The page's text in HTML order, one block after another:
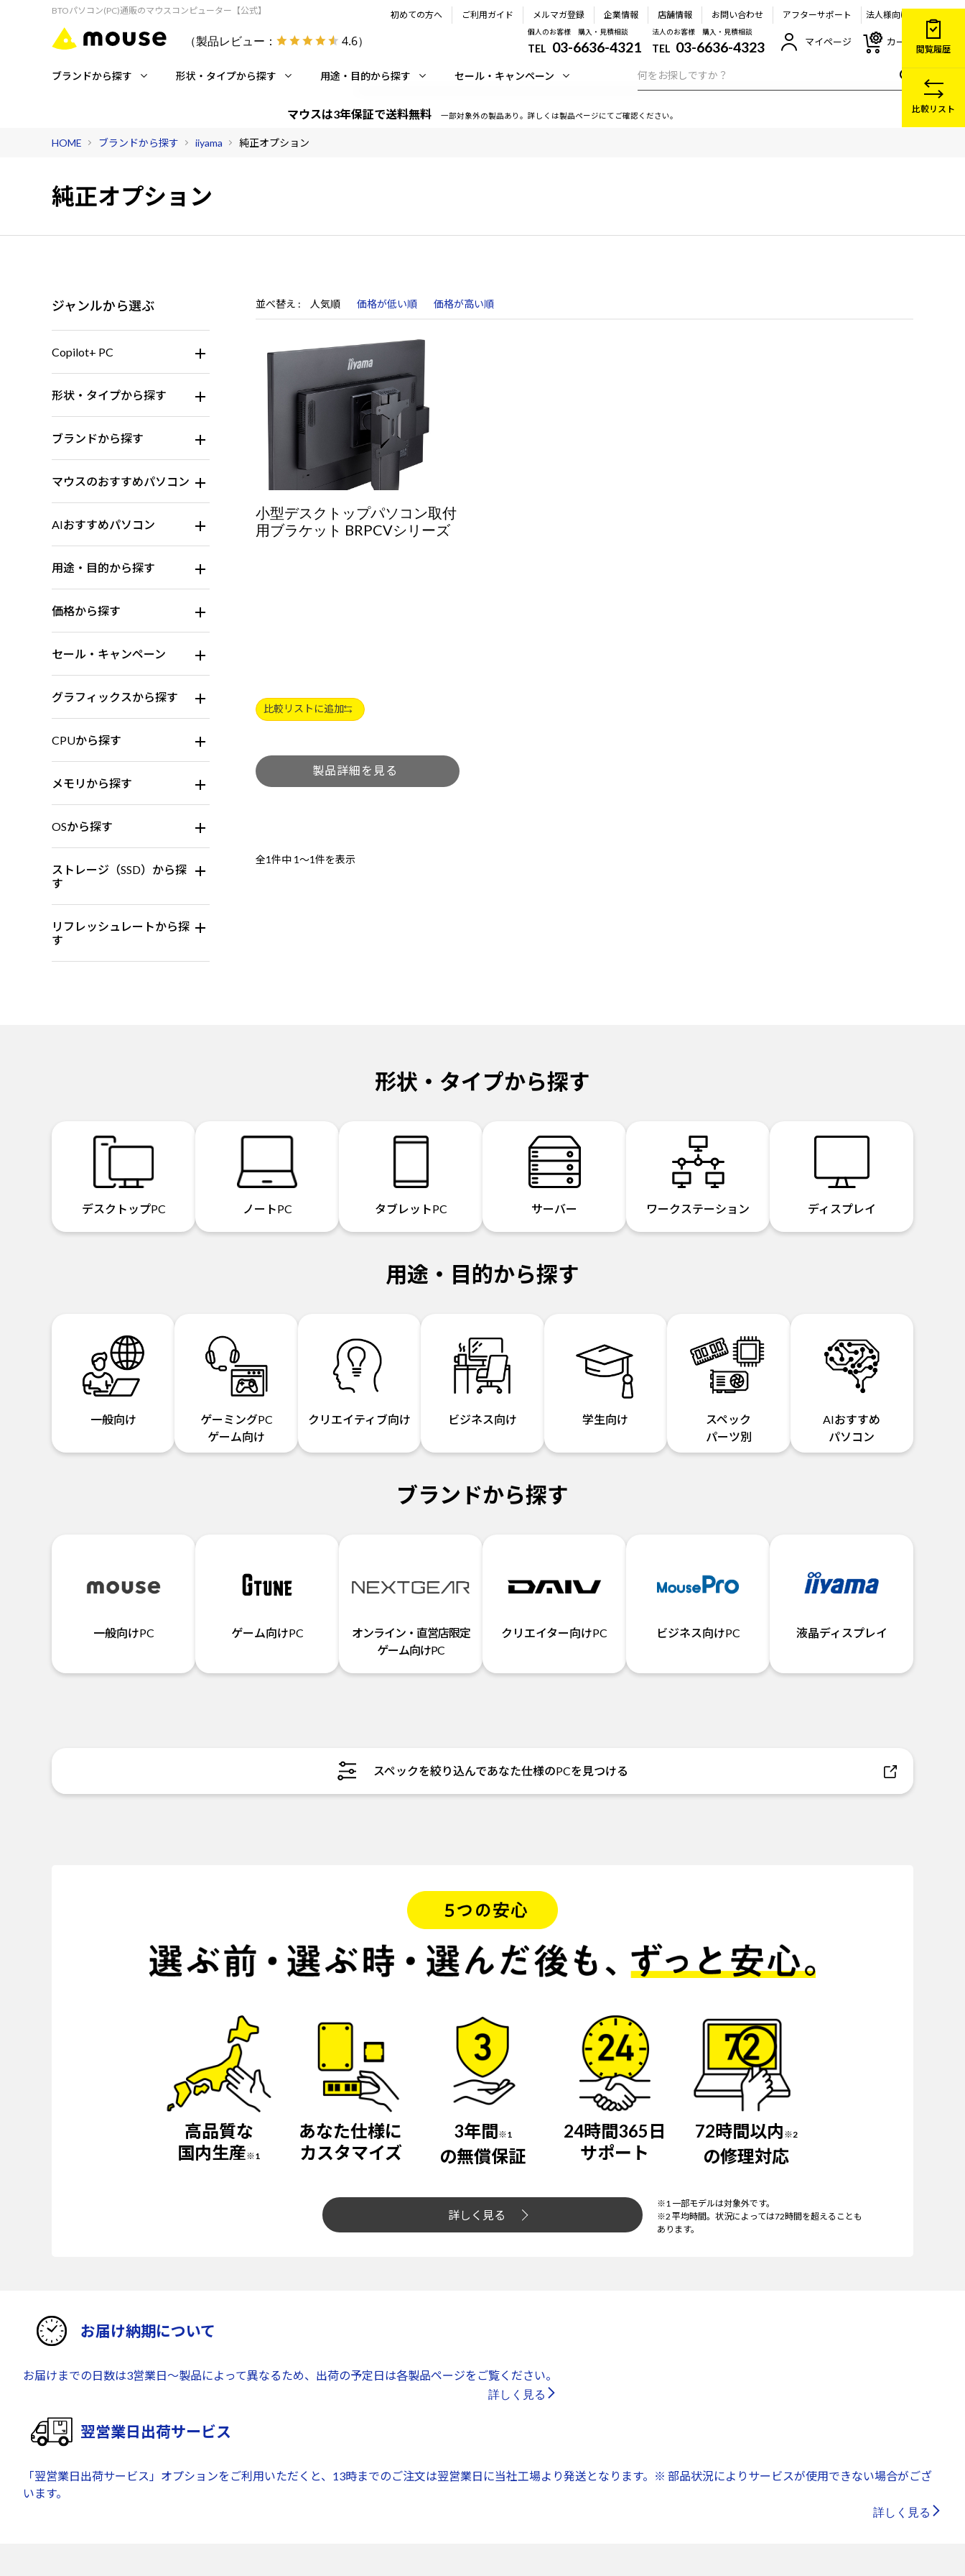
BTOパソコン(PC)通販のマウスコンピューター【公式】
（製品レビュー： 4.6）
初めての方へ ご利用ガイド メルマガ登録 企業情報 店舗情報 お問い合わせ アフターサポート 法人様向け
個人のお客様 購入・見積相談
TEL 03-6636-4321
法人のお客様 購入・見積相談
TEL 03-6636-4323 マイページ カート
ブランドから探す 形状・タイプから探す 用途・目的から探す セール・キャンペーン
マウスは3年保証で送料無料 一部対象外の製品あり。詳しくは製品ページにてご確認ください。
HOME ブランドから探す iiyama 純正オプション
純正オプション
ジャンルから選ぶ
Copilot+ PC
形状・タイプから探す
ブランドから探す
マウスのおすすめパソコン
AIおすすめパソコン
用途・目的から探す
価格から探す
セール・キャンペーン
グラフィックスから探す
CPUから探す
メモリから探す
OSから探す
ストレージ（SSD）から探
す
リフレッシュレートから探
す
並べ替え 人気順 価格が低い順 価格が高い順
小型デスクトップパソコン取付
用ブラケット BRPCVシリーズ
比較リストに追加
全1件中 1～1件を表示
形状・タイプから探す
デスクトップPC ノートPC タブレットPC サーバー ワークステーション ディスプレイ
用途・目的から探す
一般向け
ゲーミングPC
ゲーム向け
クリエイティブ向け ビジネス向け 学生向け
スペック
パーツ別
AIおすすめ
パソコン
ブランドから探す
一般向けPC ゲーム向けPC
オンライン・直営店限定
ゲーム向けPC
クリエイター向けPC ビジネス向けPC 液晶ディスプレイ
スペックを絞り込んであなた仕様のPCを見つける
閲覧履歴
比較リスト
高品質な
国内生産※1
あなた仕様に
カスタマイズ
3年間※1
の無償保証
24時間365日
サポート
72時間以内 ※2
の修理対応
詳しく見る
※1 一部モデルは対象外です。
※2 平均時間。状況によっては72時間を超えることも
あります。
お届け納期について
お届けまでの日数は3営業日～製品によって異なるため、出荷の予定日は各製品ページをご覧ください。
詳しく見る
翌営業日出荷サービス
「翌営業日出荷サービス」オプションをご利用いただくと、13時までのご注文は翌営業日に当社工場より発送となります。※ 部品状況によりサービスが使用できない場合がござ
います。
詳しく見る